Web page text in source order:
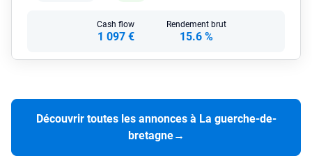
Cash flow
1 097 €
Rendement brut
15.6 %
Découvrir toutes les annonces à La guerche-de-
bretagne→